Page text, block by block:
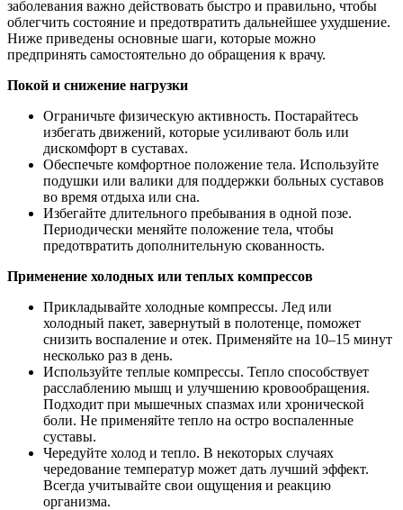
заболевания важно действовать быстро и правильно, чтобы
облегчить состояние и предотвратить дальнейшее ухудшение.
Ниже приведены основные шаги, которые можно
предпринять самостоятельно до обращения к врачу.
Покой и снижение нагрузки
Ограничьте физическую активность. Постарайтесь
избегать движений, которые усиливают боль или
дискомфорт в суставах.
Обеспечьте комфортное положение тела. Используйте
подушки или валики для поддержки больных суставов
во время отдыха или сна.
Избегайте длительного пребывания в одной позе.
Периодически меняйте положение тела, чтобы
предотвратить дополнительную скованность.
Применение холодных или теплых компрессов
Прикладывайте холодные компрессы. Лед или
холодный пакет, завернутый в полотенце, поможет
снизить воспаление и отек. Применяйте на 10–15 минут
несколько раз в день.
Используйте теплые компрессы. Тепло способствует
расслаблению мышц и улучшению кровообращения.
Подходит при мышечных спазмах или хронической
боли. Не применяйте тепло на остро воспаленные
суставы.
Чередуйте холод и тепло. В некоторых случаях
чередование температур может дать лучший эффект.
Всегда учитывайте свои ощущения и реакцию
организма.